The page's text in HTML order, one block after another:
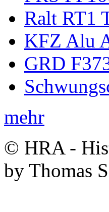
Ralt RT1
KFZ Alu
GRD
mehr
© HRA -
by Thomas